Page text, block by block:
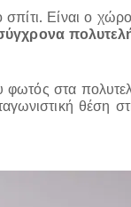
Είναι ο
φωτός στα